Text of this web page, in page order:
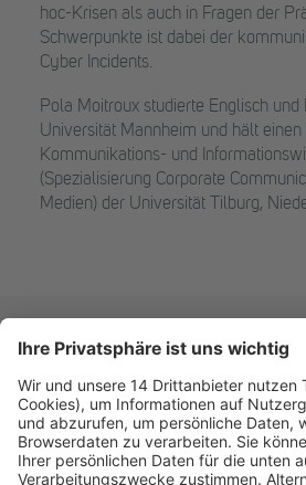
hoc-Krisen als auch in Fragen der
Schwerpunkte ist dabei der
Cyber Incidents.
Pola Moitroux studierte Englisch und
Universität Mannheim und hält einen
Kommunikations- und
(Spezialisierung Corporate
Medien) der Universität Tilburg,